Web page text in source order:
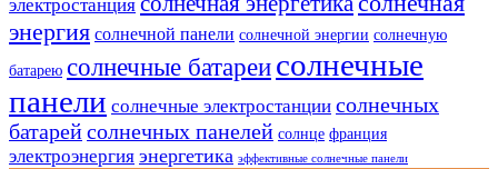
электростанция
энергия солнечной панели солнечной энергии солнечную
батарею солнечные батареисолнечные
панели солнечные электростанции солнечных
батарейсолнечных панелей солнце франция
электроэнергия энергетика эффективные солнечные панели